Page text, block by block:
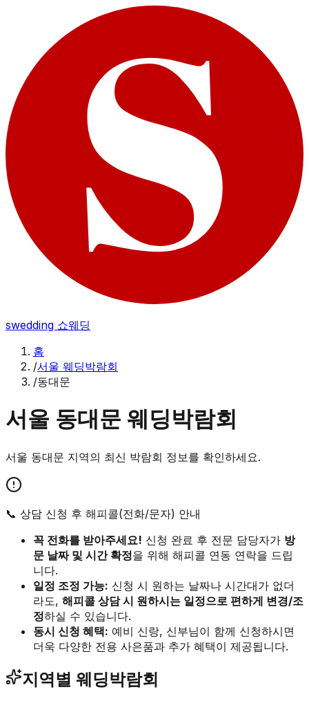
swedding 쇼웨딩
홈
/서울 웨딩박람회
/동대문
서울 동대문 웨딩박람회
서울 동대문 지역의 최신 박람회 정보를 확인하세요.
📞 상담 신청 후 해피콜(전화/문자) 안내
꼭 전화를 받아주세요! 신청 완료 후 전문 담당자가 방
문 날짜 및 시간 확정을 위해 해피콜 연동 연락을 드립
니다.
일정 조정 가능: 신청 시 원하는 날짜나 시간대가 없더
라도, 해피콜 상담 시 원하시는 일정으로 편하게 변경/조
정하실 수 있습니다.
동시 신청 혜택: 예비 신랑, 신부님이 함께 신청하시면
더욱 다양한 전용 사은품과 추가 혜택이 제공됩니다.
지역별 웨딩박람회